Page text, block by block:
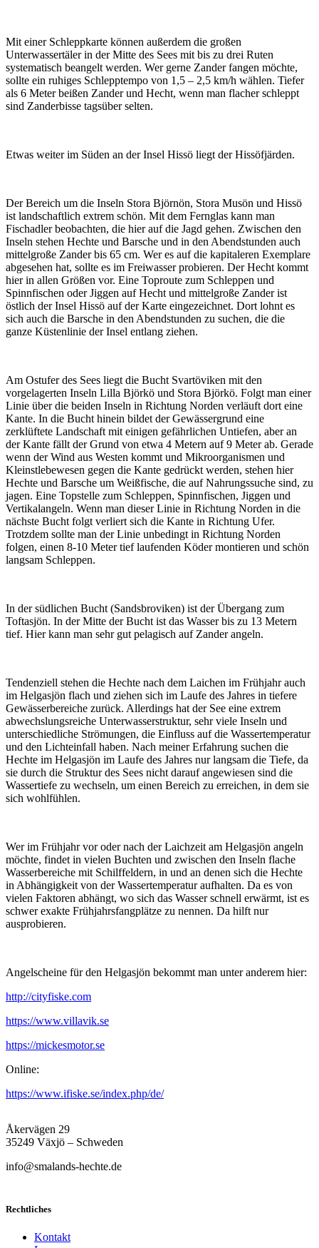
Mit einer Schleppkarte können außerdem die großen
Unterwassertäler in der Mitte des Sees mit bis zu drei Ruten
systematisch beangelt werden. Wer gerne Zander fangen möchte,
sollte ein ruhiges Schlepptempo von 1,5 – 2,5 km/h wählen. Tiefer
als 6 Meter beißen Zander und Hecht, wenn man flacher schleppt
sind Zanderbisse tagsüber selten.
Etwas weiter im Süden an der Insel Hissö liegt der Hissöfjärden.
Der Bereich um die Inseln Stora Björnön, Stora Musön und Hissö
ist landschaftlich extrem schön. Mit dem Fernglas kann man
Fischadler beobachten, die hier auf die Jagd gehen. Zwischen den
Inseln stehen Hechte und Barsche und in den Abendstunden auch
mittelgroße Zander bis 65 cm. Wer es auf die kapitaleren Exemplare
abgesehen hat, sollte es im Freiwasser probieren. Der Hecht kommt
hier in allen Größen vor. Eine Toproute zum Schleppen und
Spinnfischen oder Jiggen auf Hecht und mittelgroße Zander ist
östlich der Insel Hissö auf der Karte eingezeichnet. Dort lohnt es
sich auch die Barsche in den Abendstunden zu suchen, die die
ganze Küstenlinie der Insel entlang ziehen.
Am Ostufer des Sees liegt die Bucht Svartöviken mit den
vorgelagerten Inseln Lilla Björkö und Stora Björkö. Folgt man einer
Linie über die beiden Inseln in Richtung Norden verläuft dort eine
Kante. In die Bucht hinein bildet der Gewässergrund eine
zerklüftete Landschaft mit einigen gefährlichen Untiefen, aber an
der Kante fällt der Grund von etwa 4 Metern auf 9 Meter ab. Gerade
wenn der Wind aus Westen kommt und Mikroorganismen und
Kleinstlebewesen gegen die Kante gedrückt werden, stehen hier
Hechte und Barsche um Weißfische, die auf Nahrungssuche sind, zu
jagen. Eine Topstelle zum Schleppen, Spinnfischen, Jiggen und
Vertikalangeln. Wenn man dieser Linie in Richtung Norden in die
nächste Bucht folgt verliert sich die Kante in Richtung Ufer.
Trotzdem sollte man der Linie unbedingt in Richtung Norden
folgen, einen 8-10 Meter tief laufenden Köder montieren und schön
langsam Schleppen.
In der südlichen Bucht (Sandsbroviken) ist der Übergang zum
Toftasjön. In der Mitte der Bucht ist das Wasser bis zu 13 Metern
tief. Hier kann man sehr gut pelagisch auf Zander angeln.
Tendenziell stehen die Hechte nach dem Laichen im Frühjahr auch
im Helgasjön flach und ziehen sich im Laufe des Jahres in tiefere
Gewässerbereiche zurück. Allerdings hat der See eine extrem
abwechslungsreiche Unterwasserstruktur, sehr viele Inseln und
unterschiedliche Strömungen, die Einfluss auf die Wassertemperatur
und den Lichteinfall haben. Nach meiner Erfahrung suchen die
Hechte im Helgasjön im Laufe des Jahres nur langsam die Tiefe, da
sie durch die Struktur des Sees nicht darauf angewiesen sind die
Wassertiefe zu wechseln, um einen Bereich zu erreichen, in dem sie
sich wohlfühlen.
Wer im Frühjahr vor oder nach der Laichzeit am Helgasjön angeln
möchte, findet in vielen Buchten und zwischen den Inseln flache
Wasserbereiche mit Schilffeldern, in und an denen sich die Hechte
in Abhängigkeit von der Wassertemperatur aufhalten. Da es von
vielen Faktoren abhängt, wo sich das Wasser schnell erwärmt, ist es
schwer exakte Frühjahrsfangplätze zu nennen. Da hilft nur
ausprobieren.
Angelscheine für den Helgasjön bekommt man unter anderem hier:
http://cityfiske.com
https://www.villavik.se
https://mickesmotor.se
Online:
https://www.ifiske.se/index.php/de/
Åkervägen 29
35249 Växjö – Schweden
info@smalands-hechte.de
Rechtliches
Kontakt